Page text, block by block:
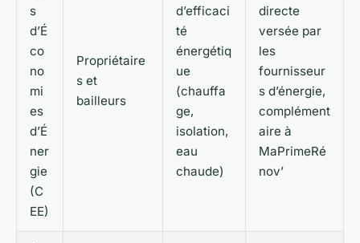
s
d’É
co
no
mi
es
d’É
ner
gie
(C
EE)
Propriétaire
s et
bailleurs
d’efficaci
té
énergétiq
ue
(chauffa
ge,
isolation,
eau
chaude)
directe
versée par
les
fournisseur
s d’énergie,
complément
aire à
MaPrimeRé
nov’